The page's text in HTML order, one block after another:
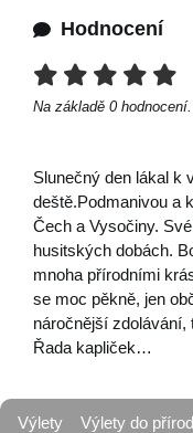
Hodnocení
Na základě 0 hodnocení.
Slunečný den lákal k
deště.Podmanivou a
Čech a Vysočiny.
husitských dobách.
mnoha přírodními
se moc pěkně, jen
náročnější zdolávání,
Řada kapliček…
Výlety
Výlety do